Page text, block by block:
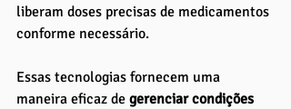
liberam doses precisas de medicamentos
conforme necessário.
Essas tecnologias fornecem uma
maneira eficaz de gerenciar condições